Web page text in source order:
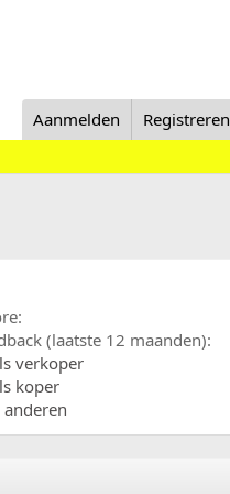
Aanmelden Registreren
(laatste 12 maanden)
verkoper
koper
anderen